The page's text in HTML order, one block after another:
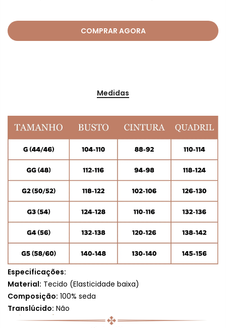
COMPRAR AGORA
Medidas
Especificações:
Material: Tecido (Elasticidade baixa)
Composição: 100% seda
Translúcido: Não